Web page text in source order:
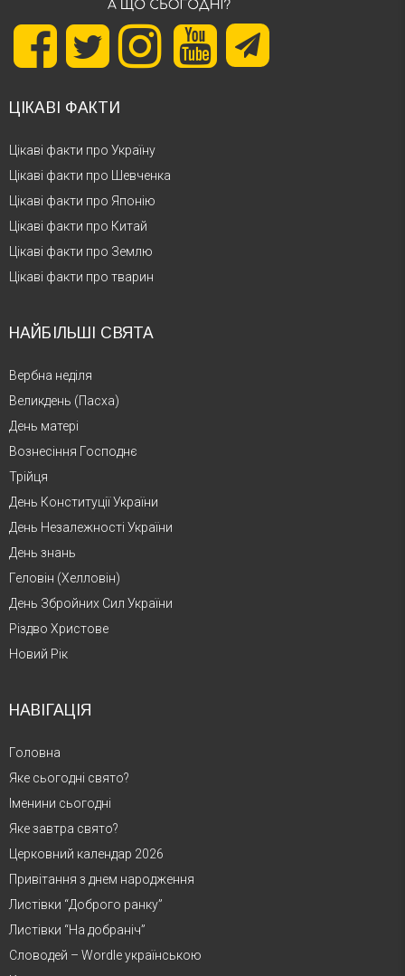
ЦІКАВІ ФАКТИ
Цікаві факти про Україну
Цікаві факти про Шевченка
Цікаві факти про Японію
Цікаві факти про Китай
Цікаві факти про Землю
Цікаві факти про тварин
НАЙБІЛЬШІ СВЯТА
Вербна неділя
Великдень (Пасха)
День матері
Вознесіння Господнє
Трійця
День Конституції України
День Незалежності України
День знань
Геловін (Хелловін)
День Збройних Сил України
Різдво Христове
Новий Рік
НАВІГАЦІЯ
Головна
Яке сьогодні свято?
Іменини сьогодні
Яке завтра свято?
Церковний календар 2026
Привітання з днем народження
Листівки “Доброго ранку”
Листівки “На добраніч”
Словодей – Wordle українською